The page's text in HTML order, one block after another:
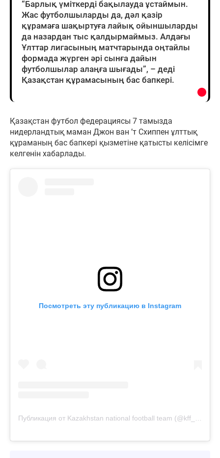
“Барлық үміткерді бақылауда ұстаймын.
Жас футболшыларды да, дәл қазір
құрамаға шақыртуға лайық ойыншыларды
да назардан тыс қалдырмаймыз. Алдағы
Ұлттар лигасының матчтарында оңтайлы
формада жүрген әрі сынға дайын
футболшылар алаңға шығады”, – деді
Қазақстан құрамасының бас бапкері.
Қазақстан футбол федерациясы 7 тамызда
нидерландтық маман Джон ван ’т Схиппен ұлттық
құраманың бас бапкері қызметіне қатысты келісімге
келгенін хабарлады.
Посмотреть эту публикацию в Instagram